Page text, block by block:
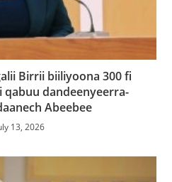
Birrii biiliyoona 300 fi
dandeenyeerra-
Abeebee
13, 2026